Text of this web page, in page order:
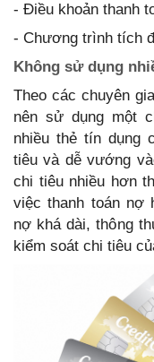
- Điều khoản thanh
- Chương trình tích
Không sử dụng
Theo các chuyên
nên sử dụng một
nhiều thẻ tín dụng
tiêu và dễ vướng
chi tiêu nhiều hơn
việc thanh toán nợ
nợ khá dài, thông
kiểm soát chi tiêu